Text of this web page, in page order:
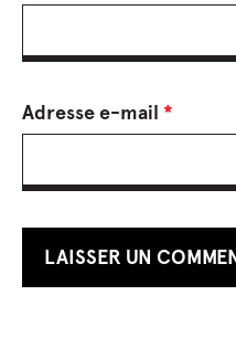
Adresse e-mail *